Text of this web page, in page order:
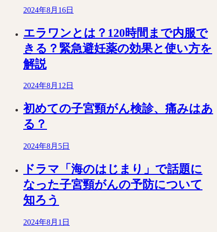
2024年8月16日
エラワンとは？120時間まで内服で
きる？緊急避妊薬の効果と使い方を
解説
2024年8月12日
初めての子宮頸がん検診、痛みはあ
る？
2024年8月5日
ドラマ「海のはじまり」で話題に
なった子宮頸がんの予防について
知ろう
2024年8月1日